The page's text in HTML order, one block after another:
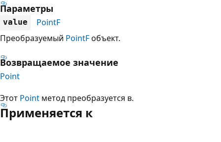
Параметры
value
PointF
Преобразуемый PointFобъект.
Возвращаемое значение
Point
Этот Point метод преобразуется в.
Применяется к